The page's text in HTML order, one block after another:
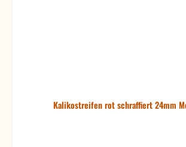
Kalikostreifen rot schraffiert 24mm